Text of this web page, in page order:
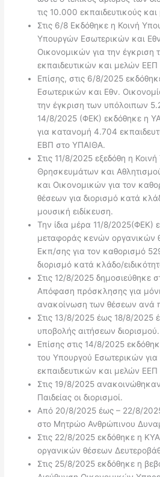
τις 10.000 εκπαιδευτικούς
Στις 6/8 Εκδόθηκε η Κοινή
Υπουργών Εσωτερικών και
Οικονομικών για την έγκριση
εκπαιδευτικών και μελών
Επίσης, στις 6/8/2025
Εσωτερικών και Εθν.
την έγκριση των υπόλοιπων
14/8/2025 (ΦΕΚ) εκδόθηκε η
για κατανομή 4.704
ΕΒΠ στο ΥΠΑΙΘΑ.
Στις 11/8/2025 εξεδόθη η
Θρησκευμάτων και
και Οικονομικών για τον
θέσεων για διορισμό κατά
μουσική ειδίκευση.
Την ίδια μέρα 11/8/2025(ΦΕΚ)
μεταφοράς κενών οργανικών
Εκπ/σης για τον καθορισμό
διορισμό κατά κλάδο/
Στις 12/8/2025 δημοσιεύθηκε
Απόφαση πρόσκλησης για
ανακοίνωση των θέσεων ανά
Στις 13/8/2025 έως 18/8/2025
υποβολής αιτήσεων διορισμού.
Επίσης στις 14/8/2025
του Υπουργού Εσωτερικών
εκπαιδευτικών και μελών
Στις 19/8/2025
Παιδείας οι διορισμοί.
Από 20/8/2025 έως – 22/8/
στο Μητρώο Ανθρώπινου
Στις 22/8/2025 εκδόθηκε η
οργανικών θέσεων
Στις 25/8/2025 εκδόθηκε η